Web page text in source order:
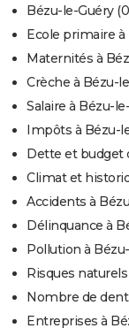
Bézu-le-Guéry
Ecole primaire à
Maternités à
Crèche à Bézu-
Salaire à Bézu-
Impôts à Bézu-
Dette et budget
Climat et
Accidents à
Délinquance à
Pollution à
Risques
Nombre de
Entreprises à